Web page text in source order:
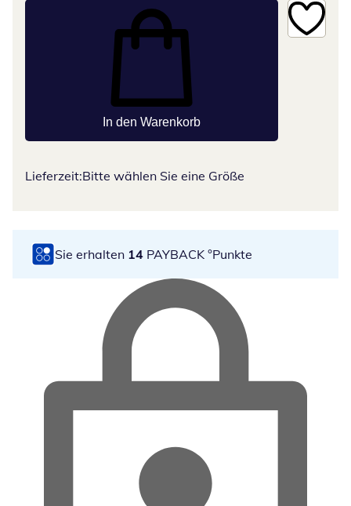
In den Warenkorb
Lieferzeit:Bitte wählen Sie eine Größe
Sie erhalten 14 PAYBACK °Punkte